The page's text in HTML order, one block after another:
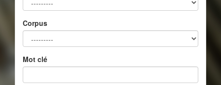
Corpus
Mot clé